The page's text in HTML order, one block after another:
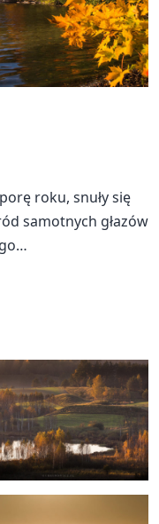
roku, snuły się
samotnych głazów